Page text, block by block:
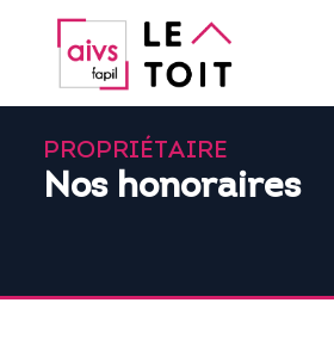
QUI SOMMES NOUS ?
PROPRIÉTAIRE
CONTACT
PROPRIÉTAIRE
Nos honoraires